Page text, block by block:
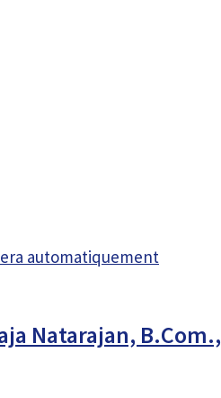
automatiquement
Natarajan, B.Com.,